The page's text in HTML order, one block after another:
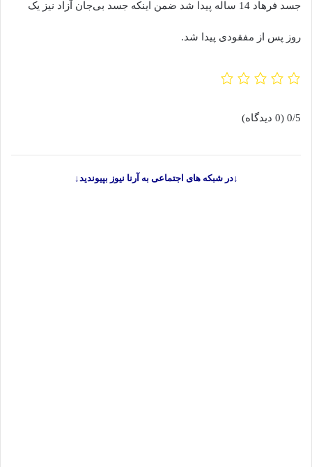
جسد فرهاد 14 ساله پیدا شد ضمن اینکه جسد بی‌جان آزاد نیز یک
روز پس از مفقودی پیدا شد.
0/5 (0 دیدگاه)
↓در شبکه های اجتماعی به آرنا نیوز بپیوندید↓